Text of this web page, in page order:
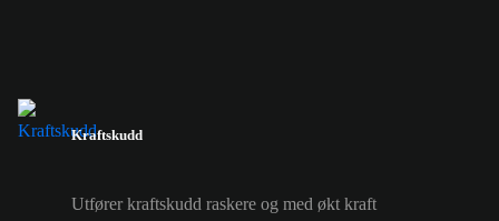
Kraftskudd
Utfører kraftskudd raskere og med økt kraft